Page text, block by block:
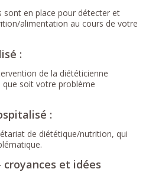
sont en place pour détecter et
alimentation au cours de votre
:
de la diététicienne
soit votre problème
:
de diététique/nutrition, qui
et idées